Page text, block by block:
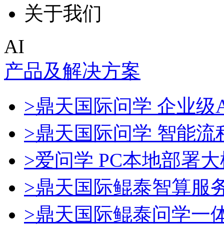
关于我们
AI
产品及解决方案
>鼎天国际问学 企业级
>鼎天国际问学 智能流
>爱问学 PC本地部署
>鼎天国际鲲泰智算服
>鼎天国际鲲泰问学一